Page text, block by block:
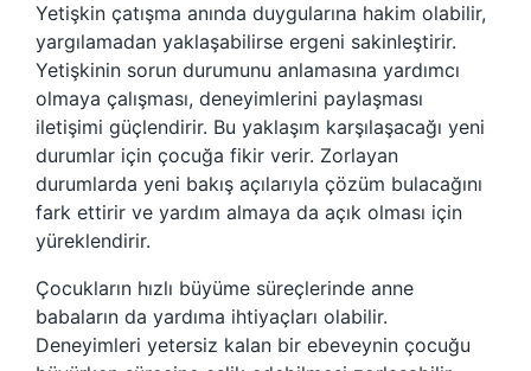
Yetişkin çatışma anında duygularına hakim olabilir,
yargılamadan yaklaşabilirse ergeni sakinleştirir.
Yetişkinin sorun durumunu anlamasına yardımcı
olmaya çalışması, deneyimlerini paylaşması
iletişimi güçlendirir. Bu yaklaşım karşılaşacağı yeni
durumlar için çocuğa fikir verir. Zorlayan
durumlarda yeni bakış açılarıyla çözüm bulacağını
fark ettirir ve yardım almaya da açık olması için
yüreklendirir.
Çocukların hızlı büyüme süreçlerinde anne
babaların da yardıma ihtiyaçları olabilir.
Deneyimleri yetersiz kalan bir ebeveynin çocuğu